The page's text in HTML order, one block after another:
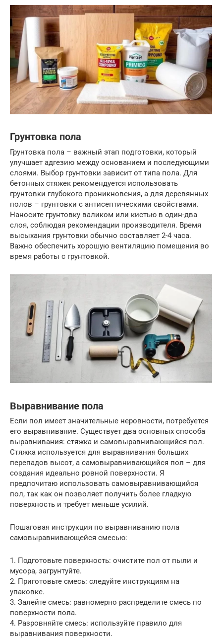
Грунтовка пола
Грунтовка пола – важный этап подготовки, который
улучшает адгезию между основанием и последующими
слоями. Выбор грунтовки зависит от типа пола. Для
бетонных стяжек рекомендуется использовать
грунтовки глубокого проникновения, а для деревянных
полов – грунтовки с антисептическими свойствами.
Наносите грунтовку валиком или кистью в один-два
слоя, соблюдая рекомендации производителя. Время
высыхания грунтовки обычно составляет 2-4 часа.
Важно обеспечить хорошую вентиляцию помещения во
время работы с грунтовкой.
Выравнивание пола
Если пол имеет значительные неровности, потребуется
его выравнивание. Существует два основных способа
выравнивания: стяжка и самовыравнивающийся пол.
Стяжка используется для выравнивания больших
перепадов высот, а самовыравнивающийся пол – для
создания идеально ровной поверхности. Я
предпочитаю использовать самовыравнивающийся
пол, так как он позволяет получить более гладкую
поверхность и требует меньше усилий.
Пошаговая инструкция по выравниванию пола
самовыравнивающейся смесью:
1. Подготовьте поверхность: очистите пол от пыли и
мусора, загрунтуйте.
2. Приготовьте смесь: следуйте инструкциям на
упаковке.
3. Залейте смесь: равномерно распределите смесь по
поверхности пола.
4. Разровняйте смесь: используйте правило для
выравнивания поверхности.